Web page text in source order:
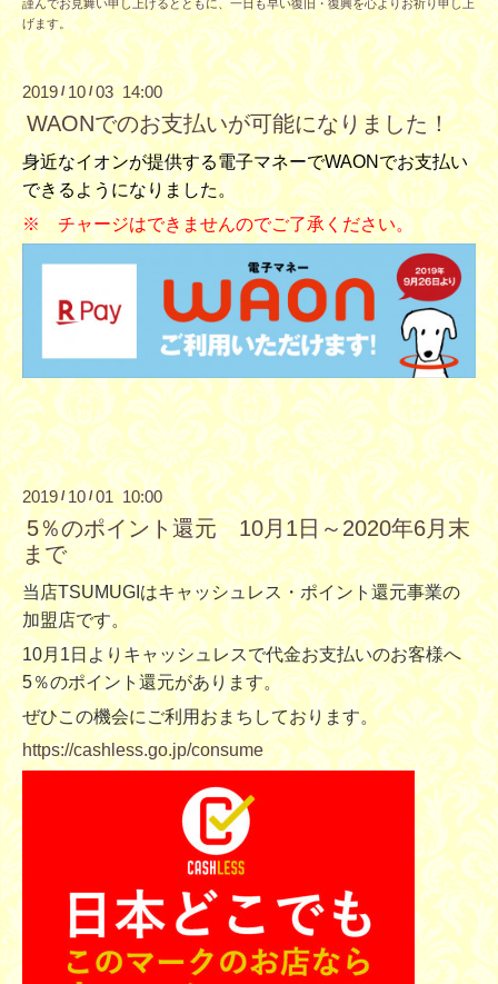
謹んでお見舞い申し上げるとともに、一日も早い復旧・復興を心よりお祈り申し上
げます。
2019/10 / 03 14:00
WAONでのお支払いが可能になりました！
身近なイオンが提供する電子マネーでWAONでお支払い
できるようになりました。
※ チャージはできませんのでご了承ください。
2019/10 /01 10:00
5％のポイント還元 10月1日～2020年6月末
まで
当店TSUMUGIはキャッシュレス・ポイント還元事業の
加盟店です。
10月1日よりキャッシュレスで代金お支払いのお客様へ
5％のポイント還元があります。
ぜひこの機会にご利用おまちしております。
https://cashless.go.jp/consume